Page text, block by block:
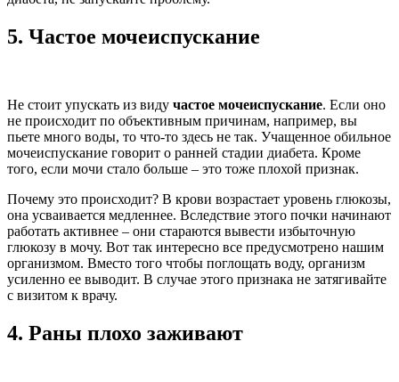
5. Частое мочеиспускание
Не стоит упускать из виду частое мочеиспускание. Если оно
не происходит по объективным причинам, например, вы
пьете много воды, то что-то здесь не так. Учащенное обильное
мочеиспускание говорит о ранней стадии диабета. Кроме
того, если мочи стало больше – это тоже плохой признак.
Почему это происходит? В крови возрастает уровень глюкозы,
она усваивается медленнее. Вследствие этого почки начинают
работать активнее – они стараются вывести избыточную
глюкозу в мочу. Вот так интересно все предусмотрено нашим
организмом. Вместо того чтобы поглощать воду, организм
усиленно ее выводит. В случае этого признака не затягивайте
с визитом к врачу.
4. Раны плохо заживают